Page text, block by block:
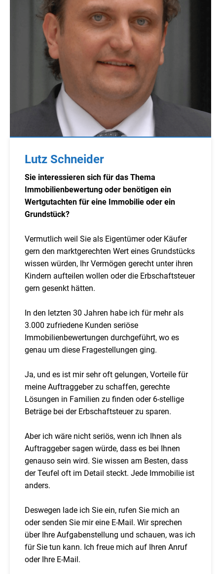
Lutz Schneider
Sie interessieren sich für das Thema
Immobilienbewertung oder benötigen ein
Wertgutachten für eine Immobilie oder ein
Grundstück?
Vermutlich weil Sie als Eigentümer oder Käufer
gern den marktgerechten Wert eines Grundstücks
wissen würden, Ihr Vermögen gerecht unter ihren
Kindern aufteilen wollen oder die Erbschaftsteuer
gern gesenkt hätten.
In den letzten 30 Jahren habe ich für mehr als
3.000 zufriedene Kunden seriöse
Immobilienbewertungen durchgeführt, wo es
genau um diese Fragestellungen ging.
Ja, und es ist mir sehr oft gelungen, Vorteile für
meine Auftraggeber zu schaffen, gerechte
Lösungen in Familien zu finden oder 6-stellige
Beträge bei der Erbschaftsteuer zu sparen.
Aber ich wäre nicht seriös, wenn ich Ihnen als
Auftraggeber sagen würde, dass es bei Ihnen
genauso sein wird. Sie wissen am Besten, dass
der Teufel oft im Detail steckt. Jede Immobilie ist
anders.
Deswegen lade ich Sie ein, rufen Sie mich an
oder senden Sie mir eine E-Mail. Wir sprechen
über Ihre Aufgabenstellung und schauen, was ich
für Sie tun kann. Ich freue mich auf Ihren Anruf
oder Ihre E-Mail.